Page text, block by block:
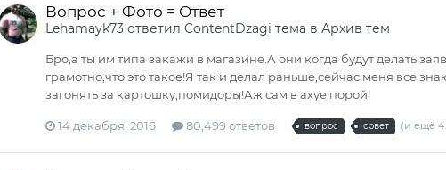
Вопрос + Фото = Ответ
Lehamayk73ответил ContentDzagi тема в Архив тем
Бро,а ты им типа закажи в магазине.А они когда будут делать
грамотно,что это такое!Я так и делал раньше,сейчас меня все
загонять за картошку,помидоры!Аж сам в ахуе,порой!
14 декабря, 2016 80,499 ответов вопрос совет (и ещё 4